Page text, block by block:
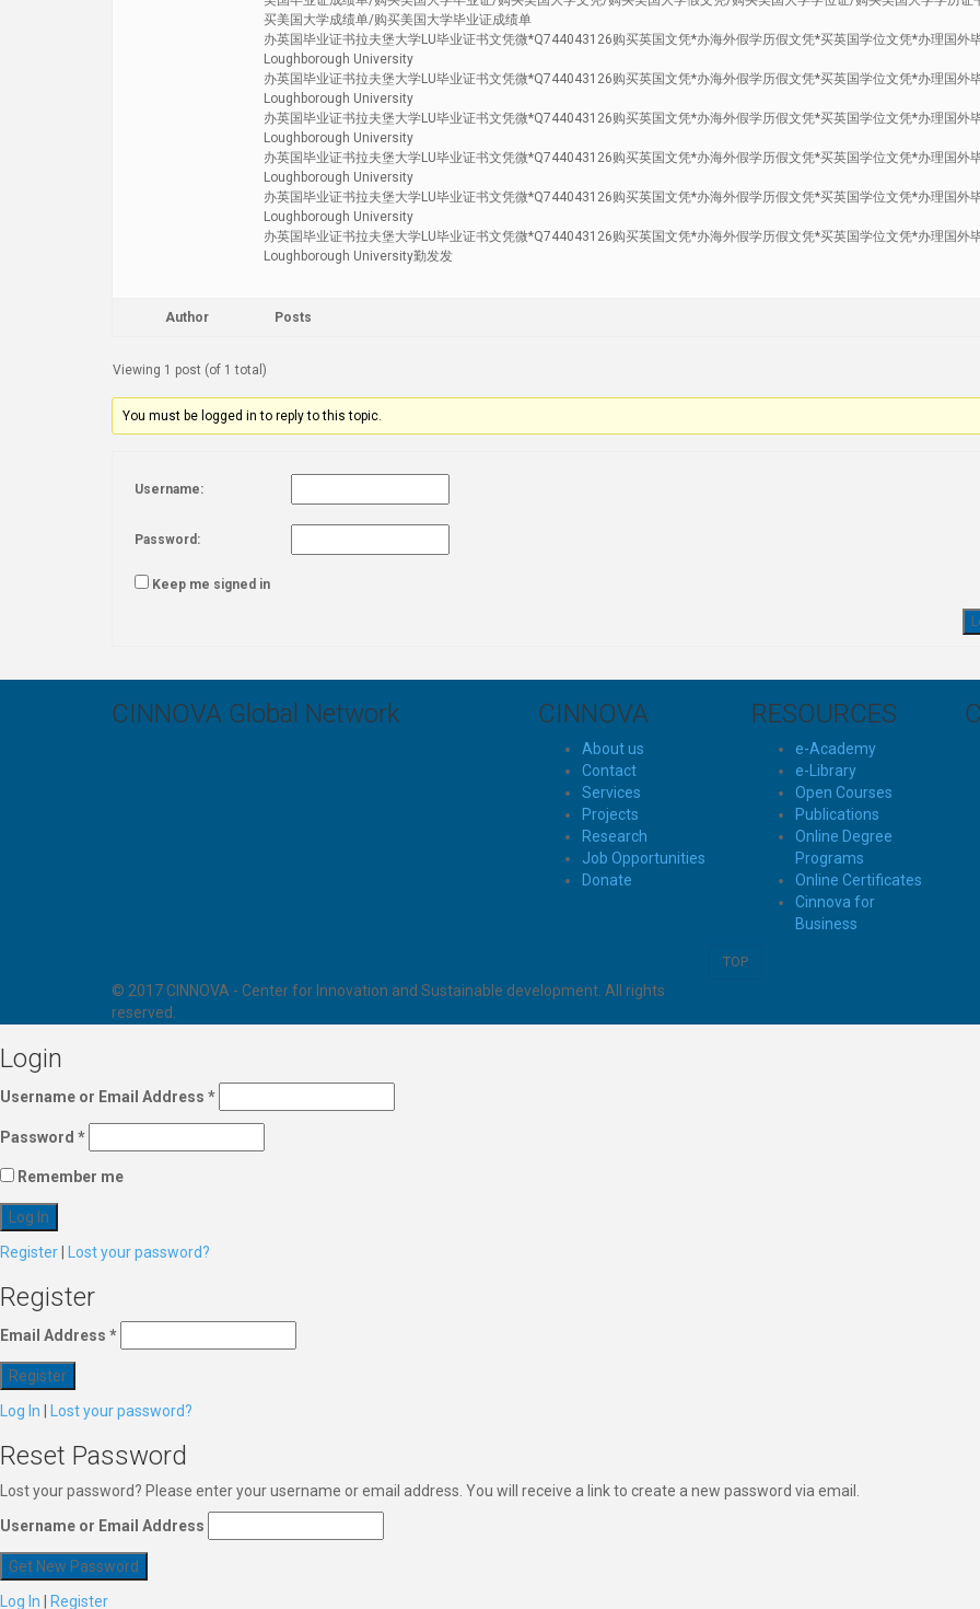
买美国大学成绩单/购买美国大学毕业证成绩单
办英国毕业证书拉夫堡大学LU毕业证书文凭微*Q744043126购买英国文凭*办海外假学历假文凭*买英国学位文凭*办理国外
Loughborough University
办英国毕业证书拉夫堡大学LU毕业证书文凭微*Q744043126购买英国文凭*办海外假学历假文凭*买英国学位文凭*办理国外
Loughborough University
办英国毕业证书拉夫堡大学LU毕业证书文凭微*Q744043126购买英国文凭*办海外假学历假文凭*买英国学位文凭*办理国外
Loughborough University
办英国毕业证书拉夫堡大学LU毕业证书文凭微*Q744043126购买英国文凭*办海外假学历假文凭*买英国学位文凭*办理国外
Loughborough University
办英国毕业证书拉夫堡大学LU毕业证书文凭微*Q744043126购买英国文凭*办海外假学历假文凭*买英国学位文凭*办理国外
Loughborough University
办英国毕业证书拉夫堡大学LU毕业证书文凭微*Q744043126购买英国文凭*办海外假学历假文凭*买英国学位文凭*办理国外
Loughborough University勤发发
Author Posts
Viewing 1 post (of 1 total)
You must be logged in to reply to this topic.
Username:
Password:
Keep me signed in
CINNOVA Global Network CINNOVA
About us
Contact
Services
Projects
Research
Job Opportunities
Donate
RESOURCES
e-Academy
e-Library
Open Courses
Publications
Online Degree
Programs
Online Certificates
Cinnova for
Business
TOP
© 2017 CINNOVA - Center for Innovation and Sustainable development. All rights
reserved.
Login
Username or Email Address *
Password *
Remember me
Register Lost your password?
Register
Email Address *
Log In Lost your password?
Reset Password
Lost your password? Please enter your username or email address. You will receive a link to create a new password via email.
Username or Email Address
Log In Register